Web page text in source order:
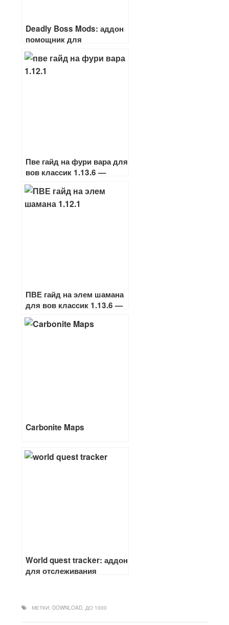
Deadly Boss Mods: аддон
помощник для
прохождения рейдов
Пве гайд на фури вара для
вов классик 1.13.6 —
1.12.1
ПВЕ гайд на элем шамана
для вов классик 1.13.6 —
1.12.1
Carbonite Maps
World quest tracker: аддон
для отслеживания
МЕТКИ: DOWNLOAD,ДО 1000